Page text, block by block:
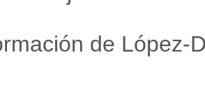
de López-